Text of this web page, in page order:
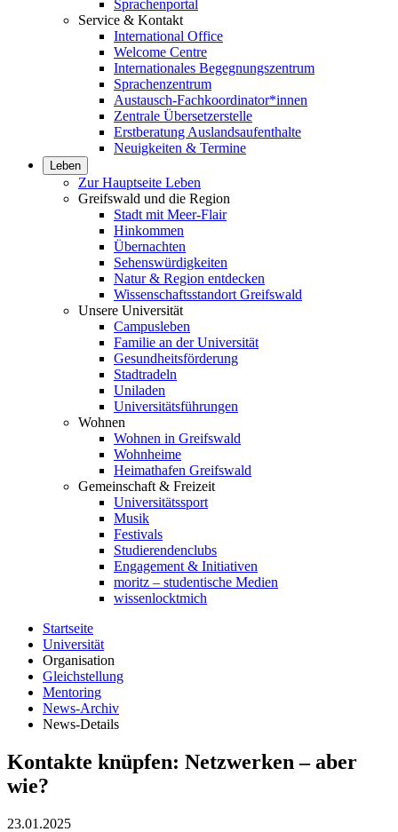
Sprachenportal
Service & Kontakt
International Office
Welcome Centre
Internationales Begegnungszentrum
Sprachenzentrum
Austausch-Fachkoordinator*innen
Zentrale Übersetzerstelle
Erstberatung Auslandsaufenthalte
Neuigkeiten & Termine
Leben
Zur Hauptseite Leben
Greifswald und die Region
Stadt mit Meer-Flair
Hinkommen
Übernachten
Sehenswürdigkeiten
Natur & Region entdecken
Wissenschaftsstandort Greifswald
Unsere Universität
Campusleben
Familie an der Universität
Gesundheitsförderung
Stadtradeln
Uniladen
Universitätsführungen
Wohnen
Wohnen in Greifswald
Wohnheime
Heimathafen Greifswald
Gemeinschaft & Freizeit
Universitätssport
Musik
Festivals
Studierendenclubs
Engagement & Initiativen
moritz – studentische Medien
wissenlocktmich
Startseite
Universität
Organisation
Gleichstellung
Mentoring
News-Archiv
News-Details
Kontakte knüpfen: Netzwerken – aber
wie?
23.01.2025